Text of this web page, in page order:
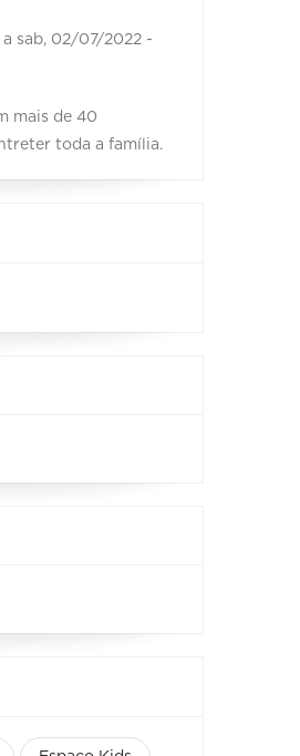
a sab, 02/07/2022 -
mais de 40
toda a família.